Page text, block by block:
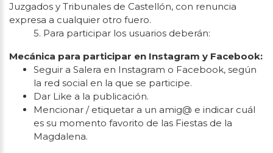
Juzgados y Tribunales de Castellón, con renuncia
expresa a cualquier otro fuero.
5. Para participar los usuarios deberán:
Mecánica para participar en Instagram y Facebook:
Seguir a Salera en Instagram o Facebook, según
la red social en la que se participe.
Dar Like a la publicación.
Mencionar / etiquetar a un amig@ e indicar cuál
es su momento favorito de las Fiestas de la
Magdalena.